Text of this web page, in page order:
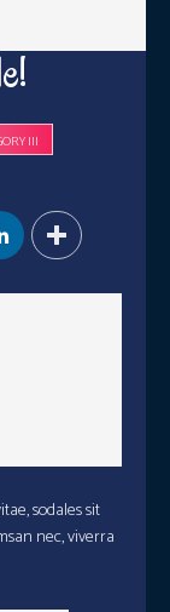
III
sodales sit
nec, viverra